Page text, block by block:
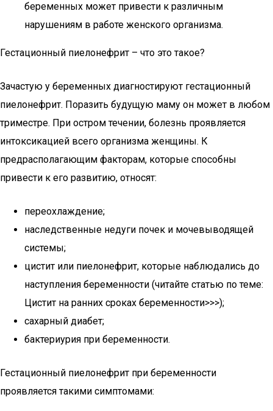
беременных может привести к различным
нарушениям в работе женского организма.
Гестационный пиелонефрит – что это такое?
Зачастую у беременных диагностируют гестационный
пиелонефрит. Поразить будущую маму он может в любом
триместре. При остром течении, болезнь проявляется
интоксикацией всего организма женщины. К
предрасполагающим факторам, которые способны
привести к его развитию, относят:
переохлаждение;
наследственные недуги почек и мочевыводящей
системы;
цистит или пиелонефрит, которые наблюдались до
наступления беременности (читайте статью по теме:
Цистит на ранних сроках беременности>>>);
сахарный диабет;
бактериурия при беременности.
Гестационный пиелонефрит при беременности
проявляется такими симптомами: